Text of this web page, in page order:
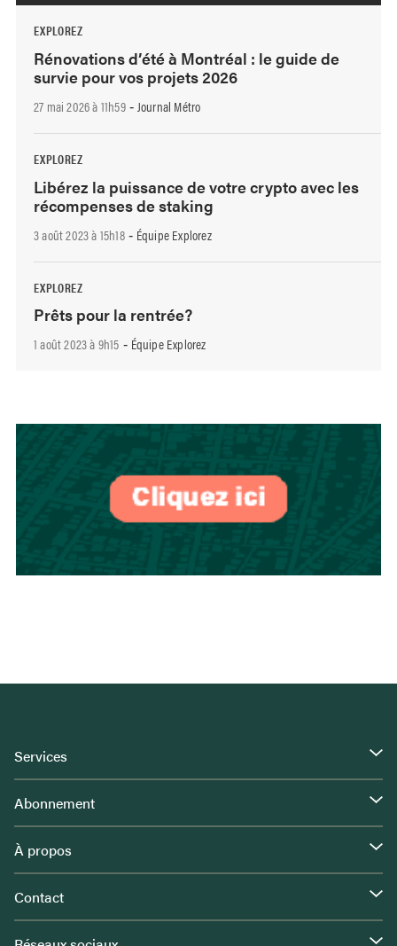
EXPLOREZ
Rénovations d’été à Montréal : le guide de
survie pour vos projets 2026
27 mai 2026 à 11h59- Journal Métro
EXPLOREZ
Libérez la puissance de votre crypto avec les
récompenses de staking
3 août 2023 à 15h18- Équipe Explorez
EXPLOREZ
Prêts pour la rentrée?
1 août 2023 à 9h15 - Équipe Explorez
Services
Abonnement
À propos
Contact